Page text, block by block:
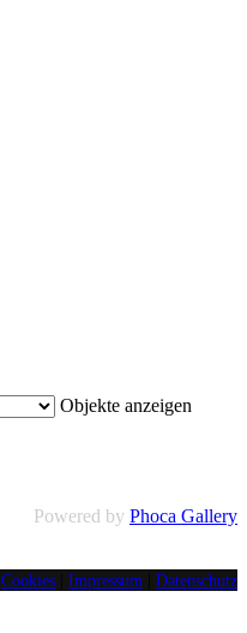
Objekte anzeigen
Powered by Phoca Gallery
Cookies Impressum Datenschutz